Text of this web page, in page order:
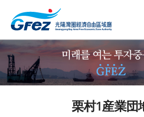
栗村1産業団